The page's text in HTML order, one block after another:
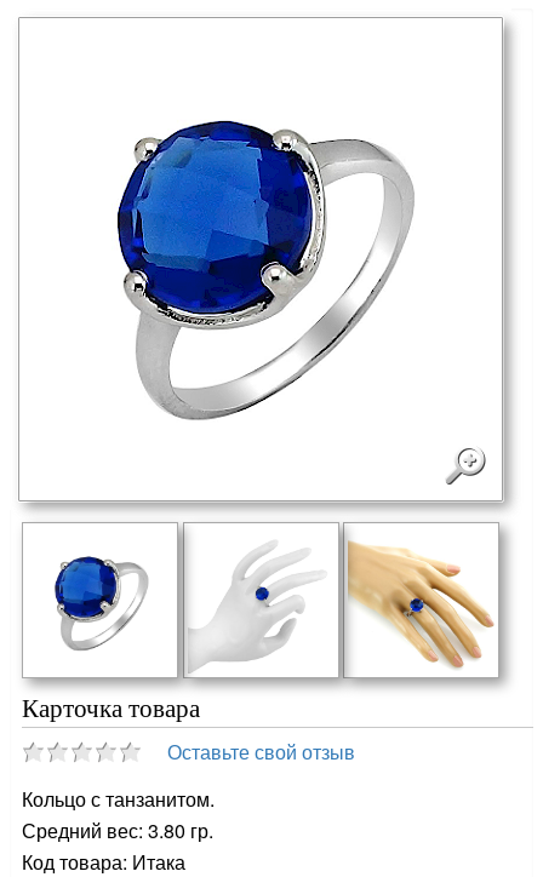
Карточка товара
Оставьте свой отзыв
Кольцо с танзанитом.
Средний вес: 3.80 гр.
Код товара: Итака